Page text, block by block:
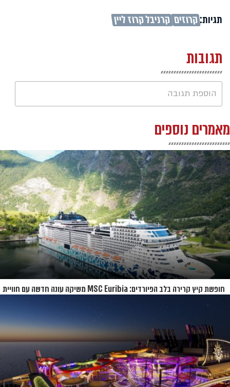
תגיות:קרוזים קרניבל קרוז ליין
תגובות
הוספת תגובה
מאמרים נוספים
חופשת קיץ קרירה בלב הפיורדים: MSC Euribia משיקה עונה חדשה עם חוויית